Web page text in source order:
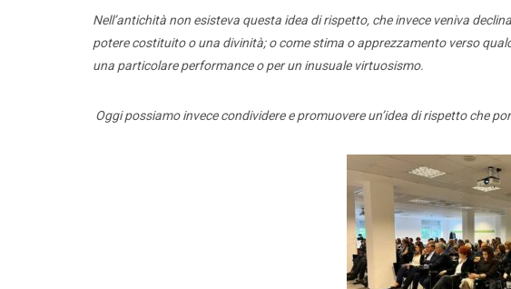
Comunicati stampa
Nell’antichità non esisteva questa idea di rispetto, che invece veniva
potere costituito o una divinità; o come stima o apprezzamento verso
una particolare performance o per un inusuale virtuosismo.
Oggi possiamo invece condividere e promuovere un’idea di rispetto che